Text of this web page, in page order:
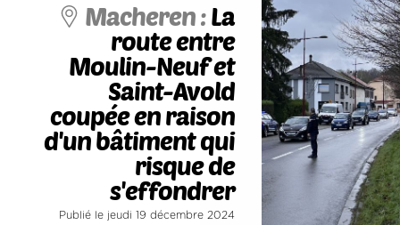
Macheren :La
route entre
Moulin-Neuf et
Saint-Avold
coupée en raison
d'un bâtiment qui
risque de
s'effondrer
Publié le jeudi 19 décembre 2024